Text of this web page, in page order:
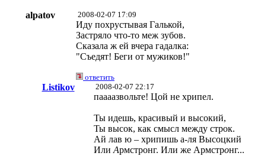
alpatov 2008-02-07 17:09
Иду похрустывая Галькой,
Застряло что-то меж зубов.
Сказала ж ей вчера гадалка:
"Съедят! Беги от мужиков!"
ответить
Listikov 2008-02-07 22:17
паааазвольте! Цой не хрипел.
Ты идешь, красивый и высокий,
Ты высок, как смысл между строк.
Ай лав ю – хрипишь а-ля Высоцкий
Или Армстронг. Или же Армстронг...